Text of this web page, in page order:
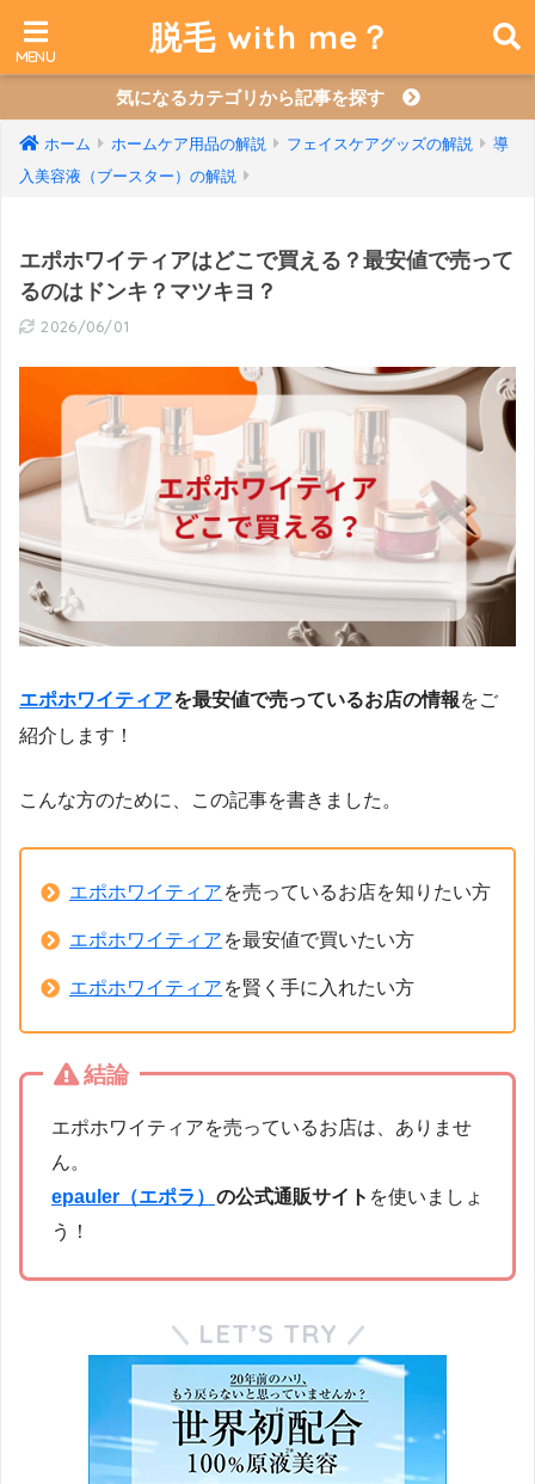
脱毛 with me？
気になるカテゴリから記事を探す
ホーム ホームケア用品の解説 フェイスケアグッズの解説
導
入美容液（ブースター）の解説
エポホワイティアはどこで買える？最安値で売って
るのはドンキ？マツキヨ？
2026/06/01
エポホワイティアを最安値で売っているお店の情報をご
紹介します！
こんな方のために、この記事を書きました。
エポホワイティア を売っているお店を知りたい方
エポホワイティア を最安値で買いたい方
エポホワイティア を賢く手に入れたい方
結論
エポホワイティアを売っているお店は、ありませ
ん。
epauler（エポラ） の公式通販サイト を使いましょ
う！
LET’S TRY